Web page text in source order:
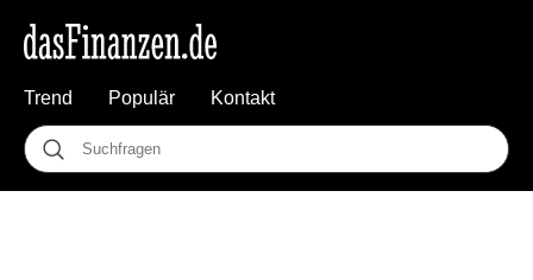
Trend Populär Kontakt